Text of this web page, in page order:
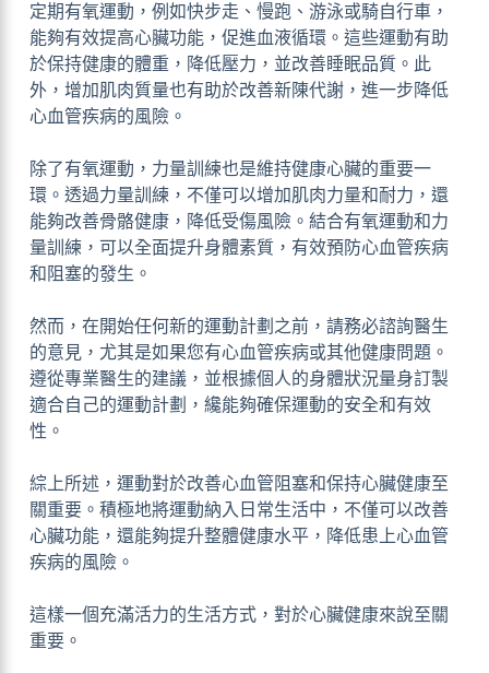
定期有氧運動，例如快步走、慢跑、游泳或騎自行車，
能夠有效提高心臟功能，促進血液循環。這些運動有助
於保持健康的體重，降低壓力，並改善睡眠品質。此
外，增加肌肉質量也有助於改善新陳代謝，進一步降低
心血管疾病的風險。
除了有氧運動，力量訓練也是維持健康心臟的重要一
環。透過力量訓練，不僅可以增加肌肉力量和耐力，還
能夠改善骨骼健康，降低受傷風險。結合有氧運動和力
量訓練，可以全面提升身體素質，有效預防心血管疾病
和阻塞的發生。
然而，在開始任何新的運動計劃之前，請務必諮詢醫生
的意見，尤其是如果您有心血管疾病或其他健康問題。
遵從專業醫生的建議，並根據個人的身體狀況量身訂製
適合自己的運動計劃，纔能夠確保運動的安全和有效
性。
綜上所述，運動對於改善心血管阻塞和保持心臟健康至
關重要。積極地將運動納入日常生活中，不僅可以改善
心臟功能，還能夠提升整體健康水平，降低患上心血管
疾病的風險。
這樣一個充滿活力的生活方式，對於心臟健康來說至關
重要。